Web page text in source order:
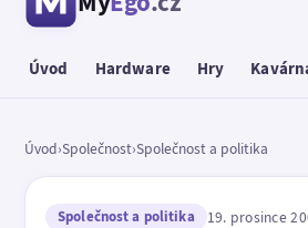
Úvod Hardware Hry
Úvod›Společnost›Společnost a politika
Společnost a politika
19. prosince